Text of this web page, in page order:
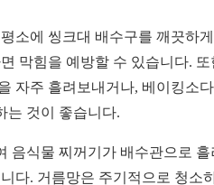
소에 씽크대 배수구를 깨끗하
막힘을 예방할 수 있습니다. 또
자주 흘려보내거나, 베이킹소
는 것이 좋습니다.
음식물 찌꺼기가 배수관으로 흘
다. 거름망은 주기적으로 청소